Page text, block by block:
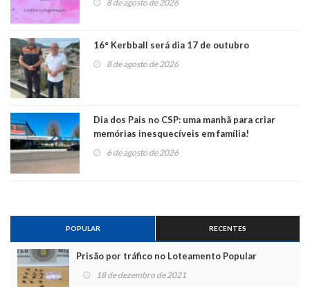
8 de agosto de 2026
16° Kerbball será dia 17 de outubro
8 de agosto de 2026
Dia dos Pais no CSP: uma manhã para criar
memórias inesquecíveis em família!
6 de agosto de 2026
POPULAR RECENTES
Prisão por tráfico no Loteamento Popular
18 de dezembro de 2021